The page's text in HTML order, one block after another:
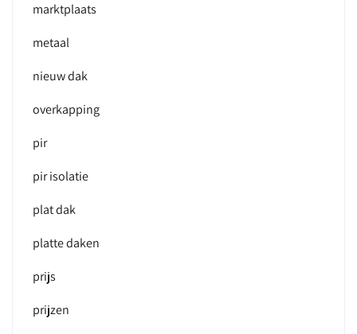
marktplaats
metaal
nieuw dak
overkapping
pir
pir isolatie
plat dak
platte daken
prijs
prijzen